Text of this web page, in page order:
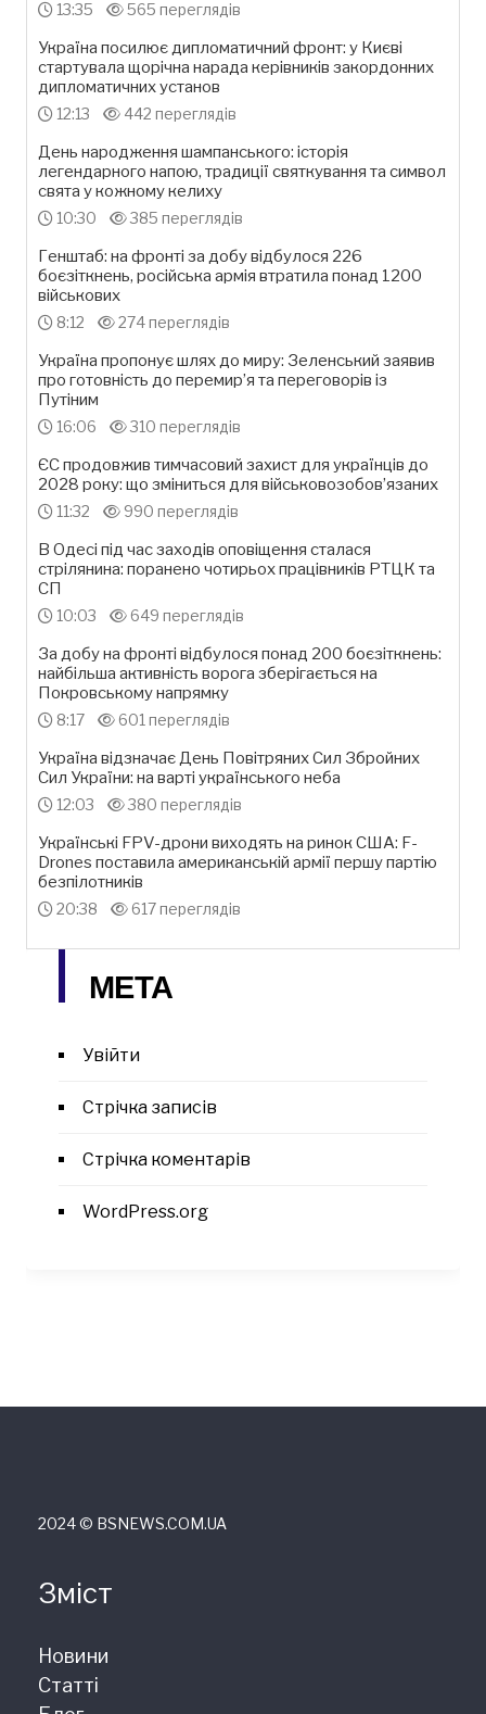
13:35 565 переглядів
Україна посилює дипломатичний фронт: у Києві
стартувала щорічна нарада керівників закордонних
дипломатичних установ
12:13 442 переглядів
День народження шампанського: історія
легендарного напою, традиції святкування та символ
свята у кожному келиху
10:30 385 переглядів
Генштаб: на фронті за добу відбулося 226
боєзіткнень, російська армія втратила понад 1200
військових
8:12 274 переглядів
Україна пропонує шлях до миру: Зеленський заявив
про готовність до перемир’я та переговорів із
Путіним
16:06 310 переглядів
ЄС продовжив тимчасовий захист для українців до
2028 року: що зміниться для військовозобов’язаних
11:32 990 переглядів
В Одесі під час заходів оповіщення сталася
стрілянина: поранено чотирьох працівників РТЦК та
СП
10:03 649 переглядів
За добу на фронті відбулося понад 200 боєзіткнень:
найбільша активність ворога зберігається на
Покровському напрямку
8:17 601 переглядів
Україна відзначає День Повітряних Сил Збройних
Сил України: на варті українського неба
12:03 380 переглядів
Українські FPV-дрони виходять на ринок США: F-
Drones поставила американській армії першу партію
безпілотників
20:38 617 переглядів
МЕТА
Увійти
Стрічка записів
Стрічка коментарів
WordPress.org
2024 © ВSNEWS.COM.UA
Зміст
Новини
Статті